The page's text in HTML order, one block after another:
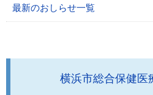
最新のおしらせ一覧
横浜市総合保健医